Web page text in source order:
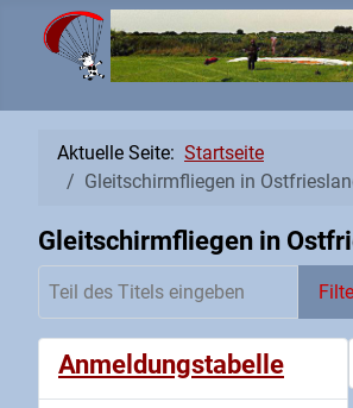
Aktuelle Seite: Startseite
Gleitschirmfliegen in
Gleitschirmfliegen in
Anmeldungstabelle